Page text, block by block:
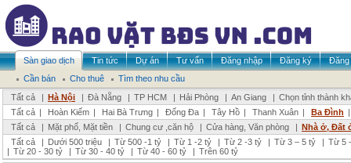
Sàn giao dịch Tin tức Dự án Tư vấn Đăng nhập Đăng ký
Đăng
Cần bán
Cho thuê
Tìm theo nhu cầu
Tất cả
| Hà Nội | Đà Nẵng | TP HCM | Hải Phòng | An Giang | Chọn tỉnh thành
Tất cả | Hoàn Kiếm | Hai Bà Trưng | Đống Đa | Tây Hồ | Thanh Xuân | Ba Đình
Tất cả
| Mặt phố, Mặt tiền | Chung cư ,căn hộ | Cửa hàng, Văn phòng | Nhà ở, Đất
Tất cả
| Dưới 500 triệu | Từ 500 -1 tỷ | Từ 1 -2 tỷ | Từ 2 -3 tỷ | Từ 3 – 5 tỷ | Từ 5
| Từ 20 - 30 tỷ | Từ 30 - 40 tỷ | Từ 40 - 60 tỷ | Trên 60 tỷ